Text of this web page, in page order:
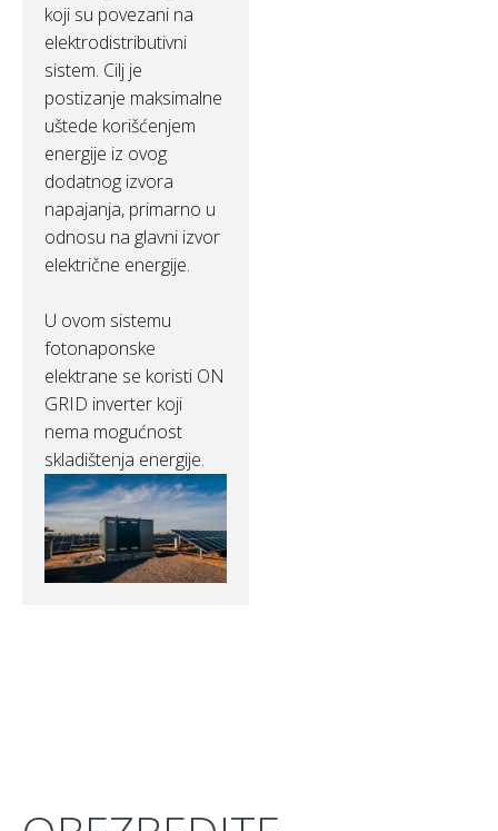
koji su povezani na
elektrodistributivni
sistem. Cilj je
postizanje maksimalne
uštede korišćenjem
energije iz ovog
dodatnog izvora
napajanja, primarno u
odnosu na glavni izvor
električne energije.
U ovom sistemu
fotonaponske
elektrane se koristi ON
GRID inverter koji
nema mogućnost
skladištenja energije.